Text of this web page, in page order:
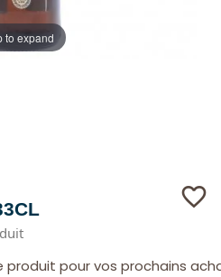
to expand
favorite_border
produit pour vos prochains